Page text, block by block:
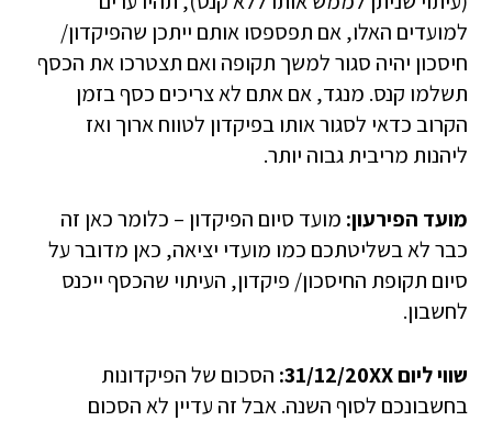
למועדים האלו, אם תפספסו אותם ייתכן שהפיקדון/
חיסכון יהיה סגור למשך תקופה ואם תצטרכו את הכסף
תשלמו קנס. מנגד, אם אתם לא צריכים כסף בזמן
הקרוב כדאי לסגור אותו בפיקדון לטווח ארוך ואז
ליהנות מריבית גבוה יותר.
מועד הפירעון: מועד סיום הפיקדון – כלומר כאן זה
כבר לא בשליטתכם כמו מועדי יציאה, כאן מדובר על
סיום תקופת החיסכון/ פיקדון, העיתוי שהכסף ייכנס
לחשבון.
שווי ליום 31/12/20XX : הסכום של הפיקדונות
בחשבונכם לסוף השנה. אבל זה עדיין לא הסכום